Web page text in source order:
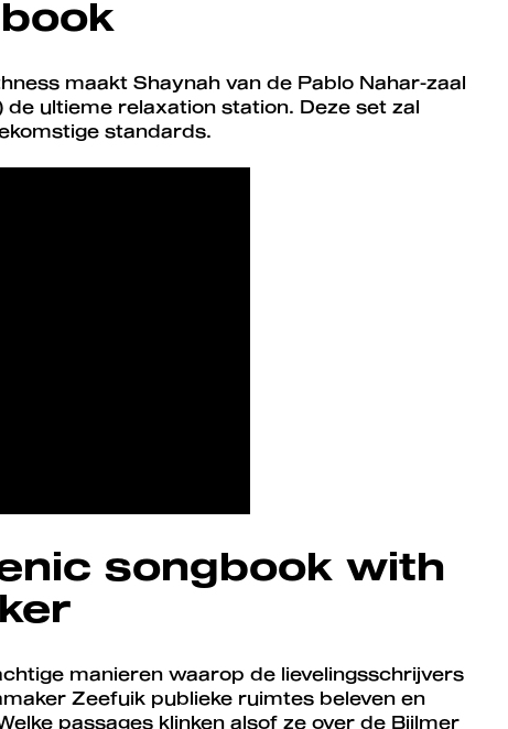
maakt Shaynah van de Pablo Nahar-zaal
ultieme relaxation station. Deze set zal
standards.
songbook with
manieren waarop de lievelingsschrijvers
Zeefuik publieke ruimtes beleven en
passages klinken alsof ze over de Bijlmer